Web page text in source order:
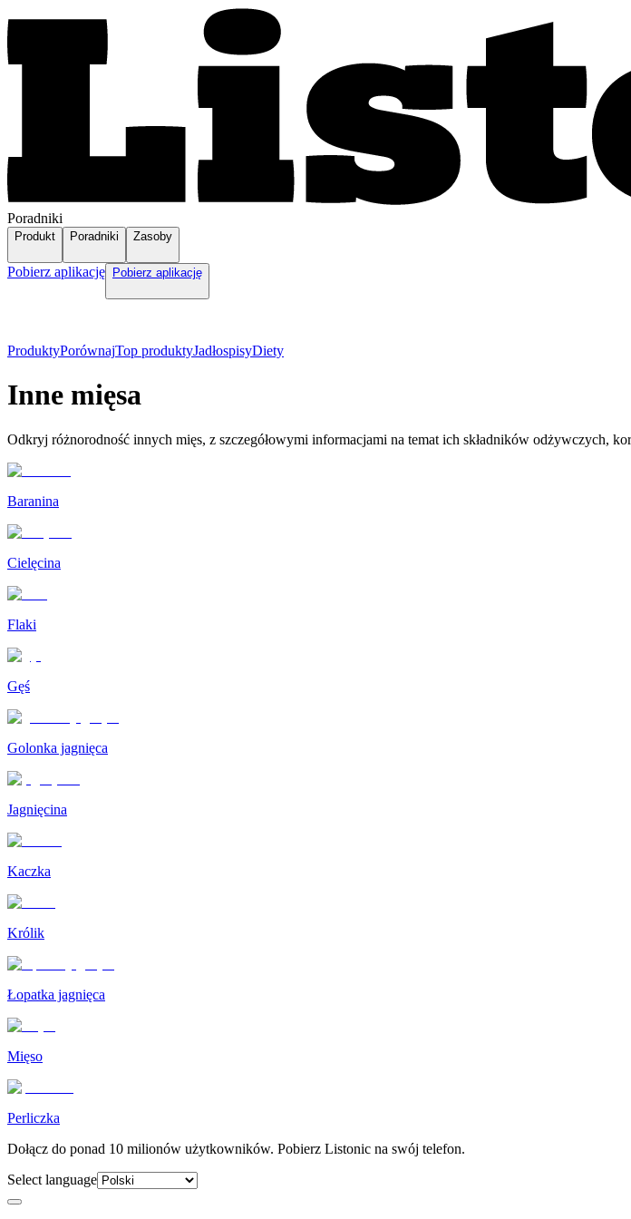
Poradniki
Produkt Poradniki Zasoby
Pobierz aplikację Pobierz aplikację
ProduktyPorównajTop produktyJadłospisyDiety
Inne mięsa
Odkryj różnorodność innych mięs, z szczegółowymi informacjami na temat ich składników odżywczych,
Baranina
Cielęcina
Flaki
Gęś
Golonka jagnięca
Jagnięcina
Kaczka
Królik
Łopatka jagnięca
Mięso
Perliczka
Dołącz do ponad 10 milionów użytkowników. Pobierz Listonic na swój telefon.
Select language